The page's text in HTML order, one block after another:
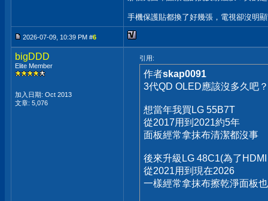
手機保護貼都換了好幾張，電視卻沒明
2026-07-09, 10:39 PM #6
bigDDD
Elite Member
加入日期: Oct 2013
文章: 5,076
引用:
作者skap0091
3代QD OLED應該沒多久吧？
想當年我買LG 55B7T
從2017用到2021約5年
面板經常拿抹布清潔都沒事
後來升級LG 48C1(為了
從2021用到現在2026
一樣經常拿抹布擦乾淨面板